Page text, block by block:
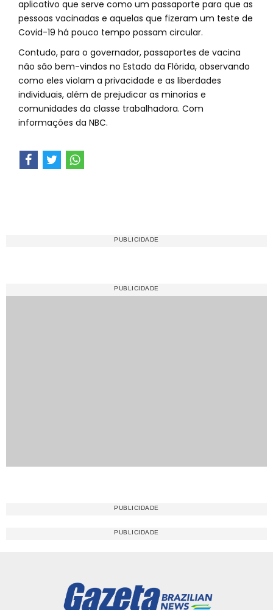
aplicativo que serve como um passaporte para que as
pessoas vacinadas e aquelas que fizeram um teste de
Covid-19 há pouco tempo possam circular.
Contudo, para o governador, passaportes de vacina
não são bem-vindos no Estado da Flórida, observando
como eles violam a privacidade e as liberdades
individuais, além de prejudicar as minorias e
comunidades da classe trabalhadora. Com
informações da NBC.